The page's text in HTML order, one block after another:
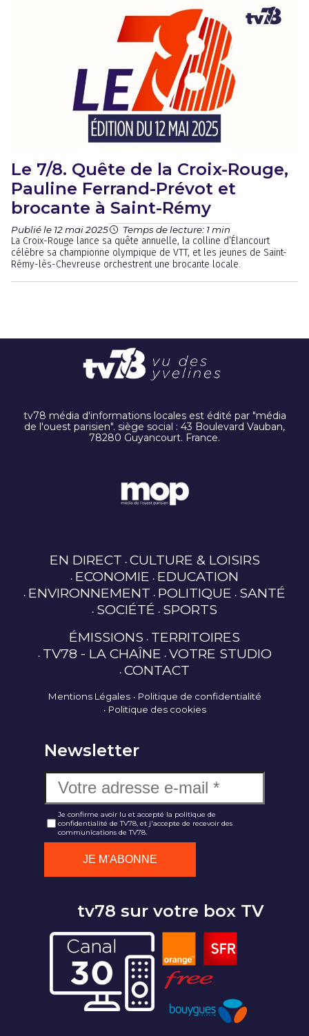
Le 7/8. Quête de la Croix-Rouge,
Pauline Ferrand-Prévot et
brocante à Saint-Rémy
Publié le 12 mai 2025 Temps de lecture: 1 min
La Croix-Rouge lance sa quête annuelle, la colline d’Élancourt
célèbre sa championne olympique de VTT, et les jeunes de Saint-
Rémy-lès-Chevreuse orchestrent une brocante locale.
tv78 média d'informations locales est édité par "média
de l'ouest parisien". siège social : 43 Boulevard Vauban,
78280 Guyancourt. France.
EN DIRECT CULTURE & LOISIRS
ECONOMIE EDUCATION
ENVIRONNEMENT POLITIQUE SANTÉ
SOCIÉTÉ SPORTS
ÉMISSIONS TERRITOIRES
TV78 - LA CHAÎNE VOTRE STUDIO
CONTACT
Mentions Légales
Politique de confidentialité
Politique des cookies
Newsletter
Je confirme avoir lu et accepté la politique de
confidentialité de TV78, et j'accepte de recevoir des
communications de TV78.
tv78 sur votre box TV